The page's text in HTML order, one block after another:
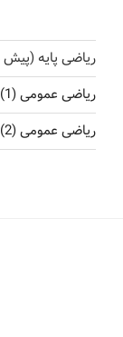
ریاضی پایه
ریاضی عمومی (1)
ریاضی عمومی (2)، ریاضی کاربردی